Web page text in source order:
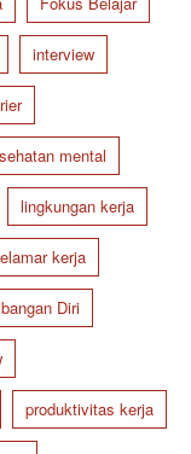
interview
mental
lingkungan kerja
kerja
Diri
produktivitas kerja